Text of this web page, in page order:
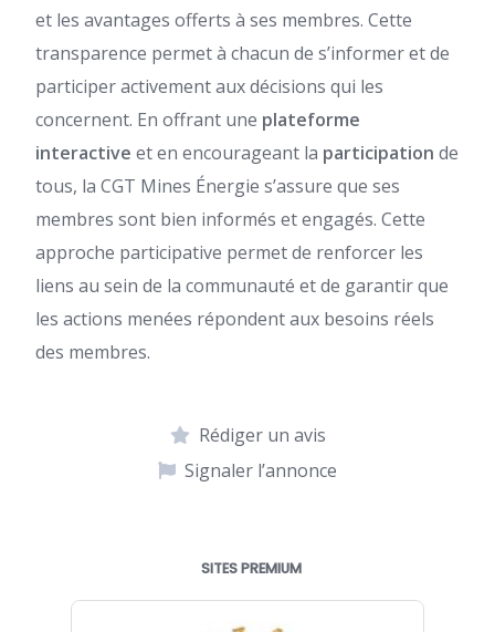
et les avantages offerts à ses membres. Cette
transparence permet à chacun de s’informer et de
participer activement aux décisions qui les
concernent. En offrant une plateforme
interactive et en encourageant la participation de
tous, la CGT Mines Énergie s’assure que ses
membres sont bien informés et engagés. Cette
approche participative permet de renforcer les
liens au sein de la communauté et de garantir que
les actions menées répondent aux besoins réels
des membres.
Rédiger un avis
Signaler l’annonce
SITES PREMIUM